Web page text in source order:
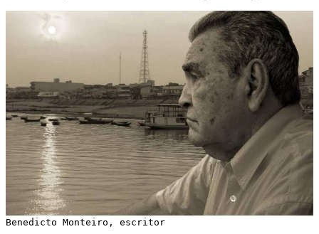
Benedicto Monteiro, escritor